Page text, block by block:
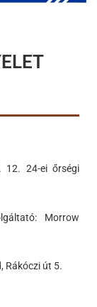
12. 24-ei őrségi
Morrow
Rákóczi út 5.